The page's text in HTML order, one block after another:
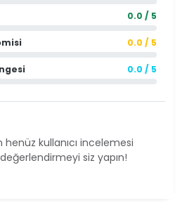
0.0 / 5
0.0 / 5
0.0 / 5
kullanıcı incelemesi
siz yapın!